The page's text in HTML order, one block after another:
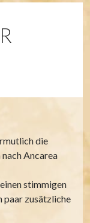
die
Ancarea
stimmigen
paar zusätzliche